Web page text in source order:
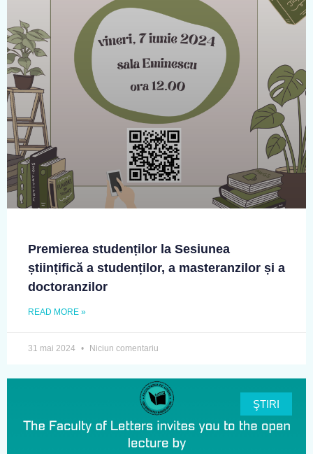
Premierea studenților la Sesiunea
științifică a studenților, a masteranzilor și a
doctoranzilor
READ MORE »
31 mai 2024 Niciun comentariu
ŞTIRI